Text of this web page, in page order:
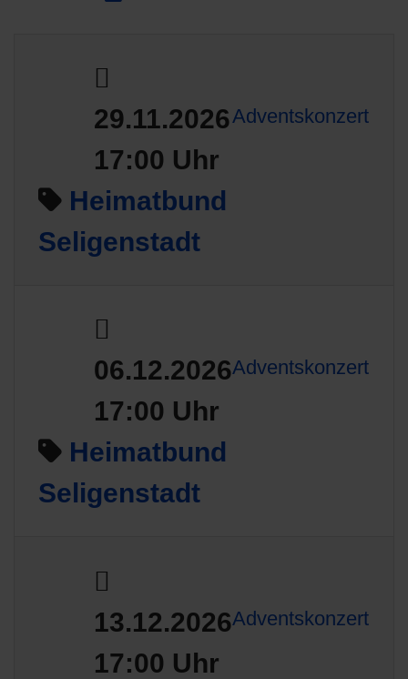
29.11.2026
17:00 Uhr
Adventskonzert
Heimatbund
Seligenstadt
06.12.2026
17:00 Uhr
Adventskonzert
Heimatbund
Seligenstadt
13.12.2026
17:00 Uhr
Adventskonzert